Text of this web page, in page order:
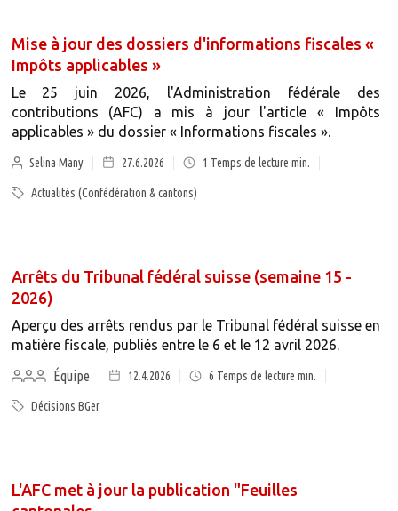
Mise à jour des dossiers d'informations fiscales «
Impôts applicables »
Le 25 juin 2026, l'Administration fédérale des
contributions (AFC) a mis à jour l'article « Impôts
applicables » du dossier « Informations fiscales ».
Selina Many 27.6.2026 1 Temps de lecture min.
Actualités (Confédération & cantons)
Arrêts du Tribunal fédéral suisse (semaine 15 -
2026)
Aperçu des arrêts rendus par le Tribunal fédéral suisse en
matière fiscale, publiés entre le 6 et le 12 avril 2026.
Équipe
12.4.2026 6 Temps de lecture min.
Décisions BGer
L'AFC met à jour la publication "Feuilles